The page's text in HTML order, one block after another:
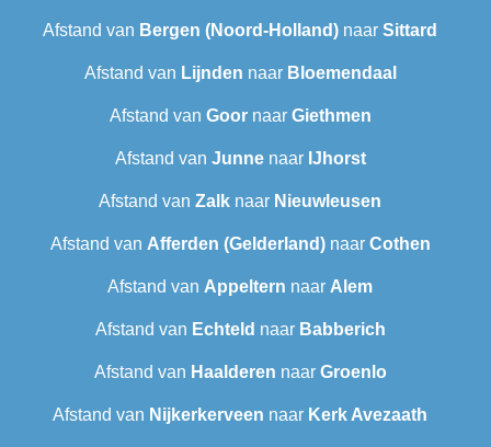
Afstand van Bergen (Noord-Holland) naar Sittard
Afstand van Lijnden naar Bloemendaal
Afstand van Goornaar Giethmen
Afstand van Junnenaar IJhorst
Afstand van Zalk naar Nieuwleusen
Afstand van Afferden (Gelderland)naar Cothen
Afstand van Appeltern naar Alem
Afstand van Echteld naar Babberich
Afstand van Haalderen naar Groenlo
Afstand van Nijkerkerveen naar Kerk Avezaath